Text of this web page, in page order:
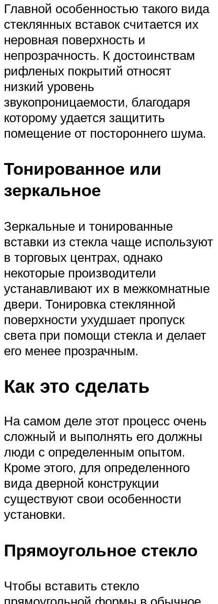
Главной особенностью такого вида
стеклянных вставок считается их
неровная поверхность и
непрозрачность. К достоинствам
рифленых покрытий относят
низкий уровень
звукопроницаемости, благодаря
которому удается защитить
помещение от постороннего шума.
Тонированное или
зеркальное
Зеркальные и тонированные
вставки из стекла чаще используют
в торговых центрах, однако
некоторые производители
устанавливают их в межкомнатные
двери. Тонировка стеклянной
поверхности ухудшает пропуск
света при помощи стекла и делает
его менее прозрачным.
Как это сделать
На самом деле этот процесс очень
сложный и выполнять его должны
люди с определенным опытом.
Кроме этого, для определенного
вида дверной конструкции
существуют свои особенности
установки.
Прямоугольное стекло
Чтобы вставить стекло